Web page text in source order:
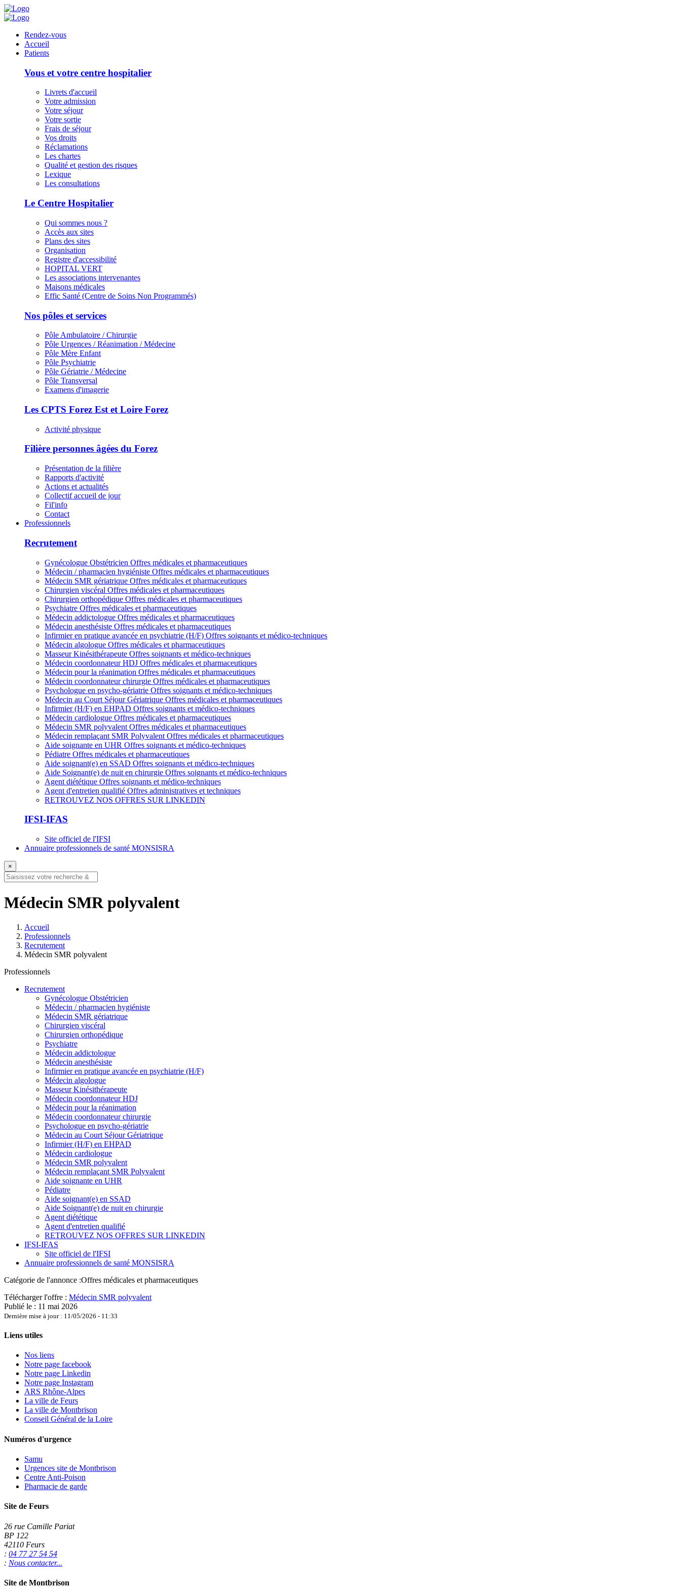
Rendez-vous
Accueil
Patients
Vous et votre centre hospitalier
Livrets d'accueil
Votre admission
Votre séjour
Votre sortie
Frais de séjour
Vos droits
Réclamations
Les chartes
Qualité et gestion des risques
Lexique
Les consultations
Le Centre Hospitalier
Qui sommes nous ?
Accès aux sites
Plans des sites
Organisation
Registre d'accessibilité
HOPITAL VERT
Les associations intervenantes
Maisons médicales
Effic Santé (Centre de Soins Non Programmés)
Nos pôles et services
Pôle Ambulatoire / Chirurgie
Pôle Urgences / Réanimation / Médecine
Pôle Mère Enfant
Pôle Psychiatrie
Pôle Gériatrie / Médecine
Pôle Transversal
Examens d'imagerie
Les CPTS Forez Est et Loire Forez
Activité physique
Filière personnes âgées du Forez
Présentation de la filière
Rapports d'activité
Actions et actualités
Collectif accueil de jour
Fil'info
Contact
Professionnels
Recrutement
Gynécologue Obstétricien Offres médicales et pharmaceutiques
Médecin / pharmacien hygiéniste Offres médicales et pharmaceutiques
Médecin SMR gériatrique Offres médicales et pharmaceutiques
Chirurgien viscéral Offres médicales et pharmaceutiques
Chirurgien orthopédique Offres médicales et pharmaceutiques
Psychiatre Offres médicales et pharmaceutiques
Médecin addictologue Offres médicales et pharmaceutiques
Médecin anesthésiste Offres médicales et pharmaceutiques
Infirmier en pratique avancée en psychiatrie (H/F) Offres soignants et médico-techniques
Médecin algologue Offres médicales et pharmaceutiques
Masseur Kinésithérapeute Offres soignants et médico-techniques
Médecin coordonnateur HDJ Offres médicales et pharmaceutiques
Médecin pour la réanimation Offres médicales et pharmaceutiques
Médecin coordonnateur chirurgie Offres médicales et pharmaceutiques
Psychologue en psycho-gériatrie Offres soignants et médico-techniques
Médecin au Court Séjour Gériatrique Offres médicales et pharmaceutiques
Infirmier (H/F) en EHPAD Offres soignants et médico-techniques
Médecin cardiologue Offres médicales et pharmaceutiques
Médecin SMR polyvalent Offres médicales et pharmaceutiques
Médecin remplaçant SMR Polyvalent Offres médicales et pharmaceutiques
Aide soignante en UHR Offres soignants et médico-techniques
Pédiatre Offres médicales et pharmaceutiques
Aide soignant(e) en SSAD Offres soignants et médico-techniques
Aide Soignant(e) de nuit en chirurgie Offres soignants et médico-techniques
Agent diététique Offres soignants et médico-techniques
Agent d'entretien qualifié Offres administratives et techniques
RETROUVEZ NOS OFFRES SUR LINKEDIN
IFSI-IFAS
Site officiel de l'IFSI
Annuaire professionnels de santé MONSISRA
×
Médecin SMR polyvalent
Accueil
Professionnels
Recrutement
Médecin SMR polyvalent
Professionnels
Recrutement
Gynécologue Obstétricien
Médecin / pharmacien hygiéniste
Médecin SMR gériatrique
Chirurgien viscéral
Chirurgien orthopédique
Psychiatre
Médecin addictologue
Médecin anesthésiste
Infirmier en pratique avancée en psychiatrie (H/F)
Médecin algologue
Masseur Kinésithérapeute
Médecin coordonnateur HDJ
Médecin pour la réanimation
Médecin coordonnateur chirurgie
Psychologue en psycho-gériatrie
Médecin au Court Séjour Gériatrique
Infirmier (H/F) en EHPAD
Médecin cardiologue
Médecin SMR polyvalent
Médecin remplaçant SMR Polyvalent
Aide soignante en UHR
Pédiatre
Aide soignant(e) en SSAD
Aide Soignant(e) de nuit en chirurgie
Agent diététique
Agent d'entretien qualifié
RETROUVEZ NOS OFFRES SUR LINKEDIN
IFSI-IFAS
Site officiel de l'IFSI
Annuaire professionnels de santé MONSISRA
Catégorie de l'annonce :Offres médicales et pharmaceutiques
Télécharger l'offre : Médecin SMR polyvalent
Publié le : 11 mai 2026
Dernière mise à jour : 11/05/2026 - 11:33
Liens utiles
Nos liens
Notre page facebook
Notre page Linkedin
Notre page Instagram
ARS Rhône-Alpes
La ville de Feurs
La ville de Montbrison
Conseil Général de la Loire
Numéros d'urgence
Samu
Urgences site de Montbrison
Centre Anti-Poison
Pharmacie de garde
Site de Feurs
26 rue Camille Pariat
BP 122
42110 Feurs
: 04 77 27 54 54
: Nous contacter...
Site de Montbrison
Panneau de gestion des cookies